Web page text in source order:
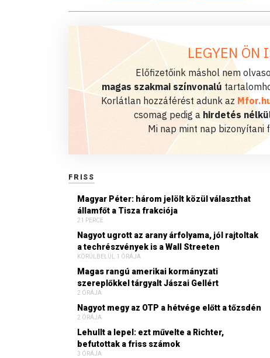
LEGYEN ÖN
Előfizetőink máshol nem
magas szakmai színvonalú
Korlátlan hozzáférést adunk az
csomag pedig a hirdetés
Mi nap mint nap bizonyítani
FRISS
Magyar Péter: három jelölt közül választhat
államfőt a Tisza frakciója
21 PERCE
Nagyot ugrott az arany árfolyama, jól rajtoltak
a techrészvények is a Wall Streeten
KÖRÜLBELÜL 1 ÓRÁJA
Magas rangú amerikai kormányzati
szereplőkkel tárgyalt Jászai Gellért
2 ÓRÁJA
Nagyot megy az OTP a hétvége előtt a tőzsdén
2 ÓRÁJA
Lehullt a lepel: ezt művelte a Richter,
befutottak a friss számok
3 ÓRÁJA